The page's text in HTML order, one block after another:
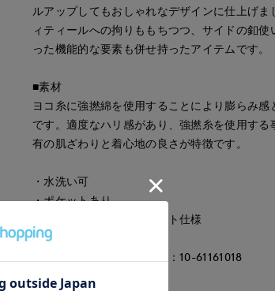
ゆうき
那覇メインプレイスI.T.'S.international
tamura
広島三越I.T.'S.international
ayaka
立川伊勢丹
ルアップしてもおしゃれなデザインに仕上げ
ィティールへの拘りももちつつ、サイドの釦
った機能的な要素も併せ持ったアイテムです。
■素材
ヨコ糸に強撚綿を使用することにより膨らみ
です。適度なハリ感があり、強撚糸を使用す
有の肌ざわりと着心地の良さが特徴です。
・水洗い可
・ポケットあり
・ウエストアジャストベルト仕様
同素材のワイドパンツ品番：10-61161018